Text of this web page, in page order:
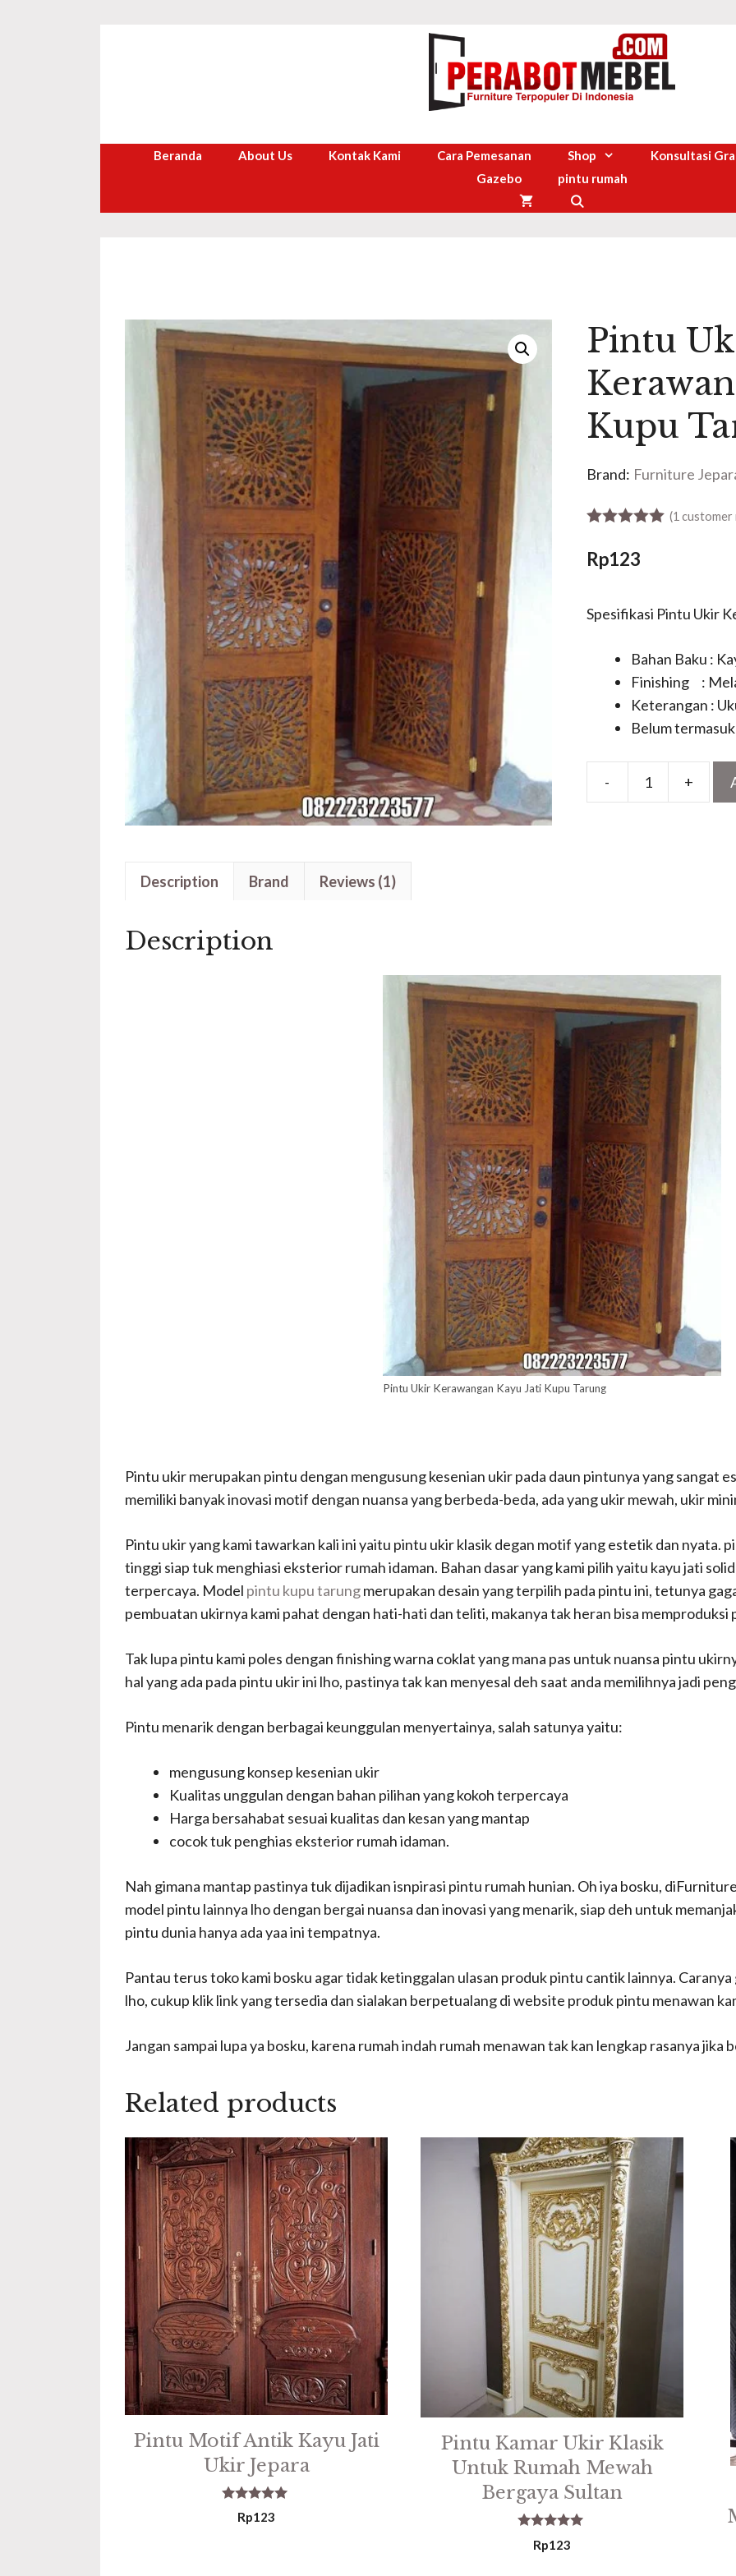
Beranda About Us Kontak Kami Cara Pemesanan Shop Konsultasi
Gazebo
pintu rumah
Pintu
Kupu
Brand: Furniture
(1 customer
Rp123
Spesifikasi Pintu Ukir
Bahan Baku :
Finishing :
Keterangan :
Belum
- +
Description Brand Reviews (1)
Description
Pintu Ukir Kerawangan Kayu Jati Kupu Tarung
Pintu ukir merupakan pintu dengan mengusung kesenian ukir pada daun pintunya yang sangat
memiliki banyak inovasi motif dengan nuansa yang berbeda-beda, ada yang ukir mewah, ukir
Pintu ukir yang kami tawarkan kali ini yaitu pintu ukir klasik degan motif yang estetik dan nyata.
tinggi siap tuk menghiasi eksterior rumah idaman. Bahan dasar yang kami pilih yaitu kayu jati
terpercaya. Model pintu kupu tarungmerupakan desain yang terpilih pada pintu ini, tetunya
pembuatan ukirnya kami pahat dengan hati-hati dan teliti, makanya tak heran bisa memproduksi
Tak lupa pintu kami poles dengan finishing warna coklat yang mana pas untuk nuansa pintu
hal yang ada pada pintu ukir ini lho, pastinya tak kan menyesal deh saat anda memilihnya jadi
Pintu menarik dengan berbagai keunggulan menyertainya, salah satunya yaitu:
mengusung konsep kesenian ukir
Kualitas unggulan dengan bahan pilihan yang kokoh terpercaya
Harga bersahabat sesuai kualitas dan kesan yang mantap
cocok tuk penghias eksterior rumah idaman.
Nah gimana mantap pastinya tuk dijadikan isnpirasi pintu rumah hunian. Oh iya bosku,
model pintu lainnya lho dengan bergai nuansa dan inovasi yang menarik, siap deh untuk
pintu dunia hanya ada yaa ini tempatnya.
Pantau terus toko kami bosku agar tidak ketinggalan ulasan produk pintu cantik lainnya.
lho, cukup klik link yang tersedia dan sialakan berpetualang di website produk pintu menawan
Jangan sampai lupa ya bosku, karena rumah indah rumah menawan tak kan lengkap rasanya jika
Related products
Pintu Motif Antik Kayu Jati
Ukir Jepara
5.00
out of 5
Rp123
Pintu Kamar Ukir Klasik
Untuk Rumah Mewah
Bergaya Sultan
5.00
out of 5
Rp123